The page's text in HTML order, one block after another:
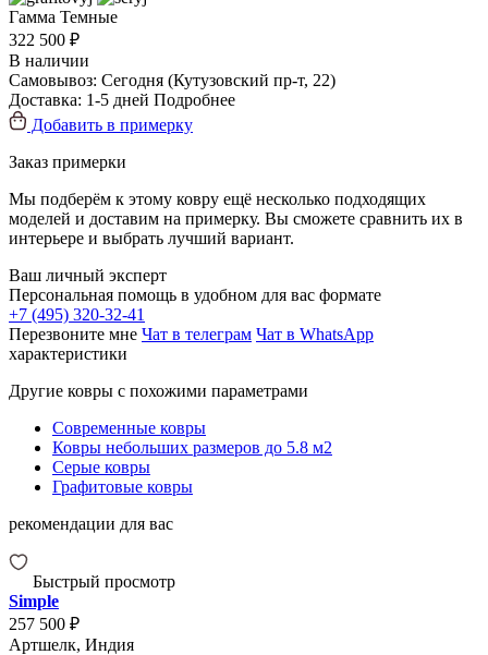
Гамма Темные
322 500 ₽
В наличии
Самовывоз: Сегодня (Кутузовский пр-т, 22)
Доставка: 1-5 дней Подробнее
Добавить в примерку
Заказ примерки
Мы подберём к этому ковру ещё несколько подходящих
моделей и доставим на примерку. Вы сможете сравнить их в
интерьере и выбрать лучший вариант.
Ваш личный эксперт
Персональная помощь в удобном для вас формате
+7 (495) 320-32-41
Перезвоните мне Чат в телеграм Чат в WhatsApp
характеристики
Другие ковры с похожими параметрами
Современные ковры
Ковры небольших размеров до 5.8 м2
Серые ковры
Графитовые ковры
рекомендации для вас
Быстрый просмотр
Simple
257 500 ₽
Артшелк, Индия